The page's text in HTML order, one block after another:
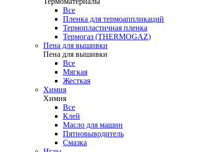
Все
Пленка для термоаппликаций
Термопластичная пленка
Термогаз (THERMOGAZ)
Пена для вышивки
Пена для вышивки
Все
Мягкая
Жесткая
Химия
Химия
Все
Клей
Масло для машин
Пятновыводитель
Смазка